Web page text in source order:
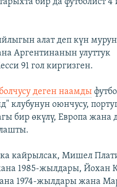
алат деп күн
Аргентинанын улуттук
91 гол киргизген.
деген наамды
клубунун оюнчусу,
бир өкүлү, Европа жана
кайрылсак, Мишел
1985-жылдары, Йохан
1974-жылдары жана